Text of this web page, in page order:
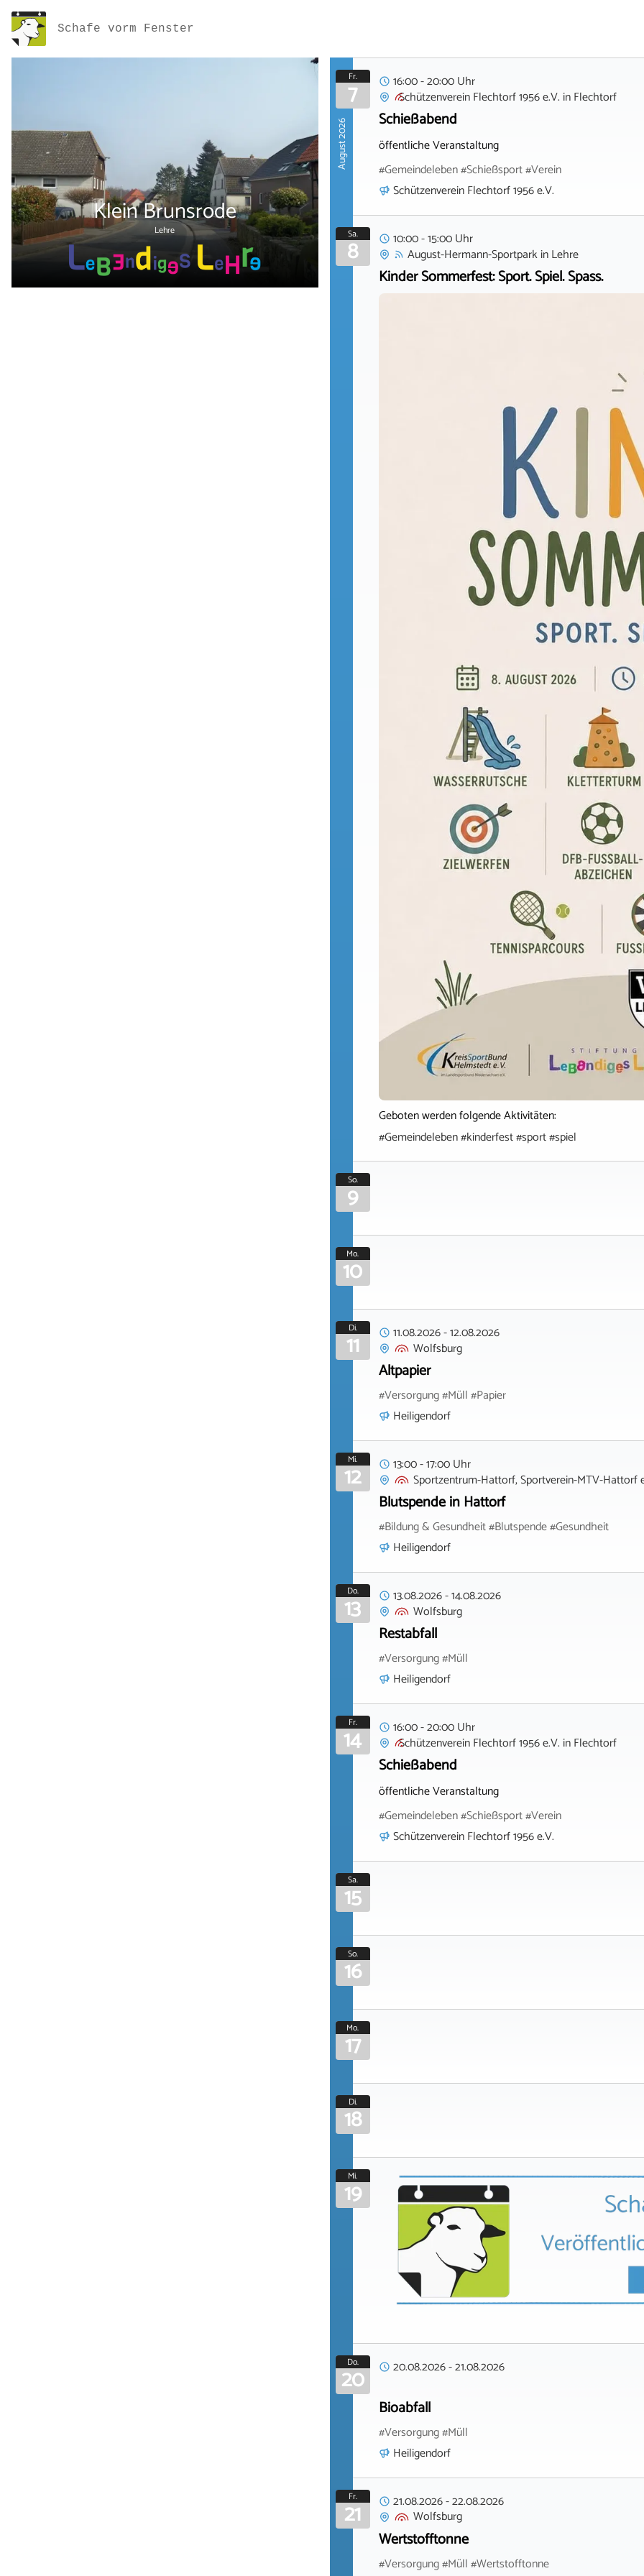
Schafe vorm Fenster
Klein Brunsrode
Lehre
August 2026
Fr.
7
16:00 - 20:00 Uhr
Schützenverein Flechtorf 1956 e.V. inFlechtorf
Schießabend
öffentliche Veranstaltung
#Gemeindeleben #Schießsport #Verein
Schützenverein Flechtorf 1956 e.V.
Sa.
8
10:00 - 15:00 Uhr
August-Hermann-SportparkinLehre
Kinder Sommerfest: Sport. Spiel. Spass.
Geboten werden folgende Aktivitäten:
#Gemeindeleben #kinderfest #sport #spiel
So.
9
Mo.
10
Di.
11 11.08.2026-12.08.2026
Wolfsburg
Altpapier
#Versorgung #Müll #Papier
Heiligendorf
Mi.
12
13:00 - 17:00 Uhr
Sportzentrum-Hattorf, Sportverein-MTV-Hattorf
Blutspende in Hattorf
#Bildung & Gesundheit #Blutspende #Gesundheit
Heiligendorf
Do.
13 13.08.2026-14.08.2026
Wolfsburg
Restabfall
#Versorgung #Müll
Heiligendorf
Fr.
14
16:00 - 20:00 Uhr
Schützenverein Flechtorf 1956 e.V. inFlechtorf
Schießabend
öffentliche Veranstaltung
#Gemeindeleben #Schießsport #Verein
Schützenverein Flechtorf 1956 e.V.
Sa.
15
So.
16
Mo.
17
Di.
18
Mi.
19
Do.
20 20.08.2026-21.08.2026
Bioabfall
#Versorgung #Müll
Heiligendorf
Fr.
21 21.08.2026-22.08.2026
Wolfsburg
Wertstofftonne
#Versorgung #Müll #Wertstofftonne